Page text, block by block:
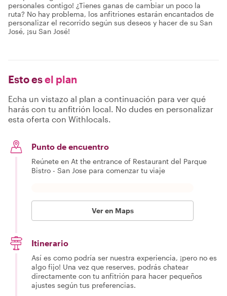
personales contigo! ¿Tienes ganas de cambiar un poco la
ruta? No hay problema, los anfitriones estarán encantados de
personalizar el recorrido según sus deseos y hacer de su San
José, ¡su San José!
Esto esel plan
Echa un vistazo al plan a continuación para ver qué
harás con tu anfitrión local. No dudes en personalizar
esta oferta con Withlocals.
Punto de encuentro
Reúnete en At the entrance of Restaurant del Parque
Bistro - San Jose para comenzar tu viaje
Ver en Maps
Itinerario
Así es como podría ser nuestra experiencia, ¡pero no es
algo fijo! Una vez que reserves, podrás chatear
directamente con tu anfitrión para hacer pequeños
ajustes según tus preferencias.